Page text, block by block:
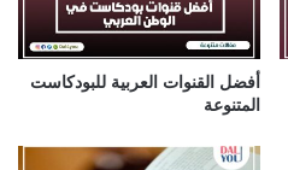
أفضل القنوات العربية للبودكاست
المتنوعة